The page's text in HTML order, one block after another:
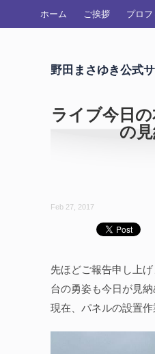
ホーム ご挨拶 プロ
野田まさゆき公式
ライブ今日
の
Feb 27, 2017
先ほどご報告申し上
台の勇姿も今日が見納
現在、パネルの設置